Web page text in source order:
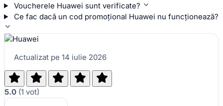
Voucherele Huawei sunt verificate?
Ce fac dacă un cod promoțional Huawei nu funcționează?
Actualizat pe 14 iulie 2026
5.0 (1 vot)